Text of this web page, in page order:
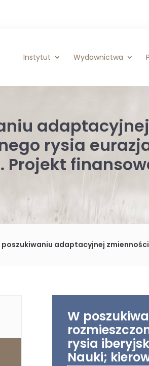
Instytut Wydawnictwa
rysia
Projekt
adaptacyjnej zmienności w genomie szeroko
W
rysia
Nauki;